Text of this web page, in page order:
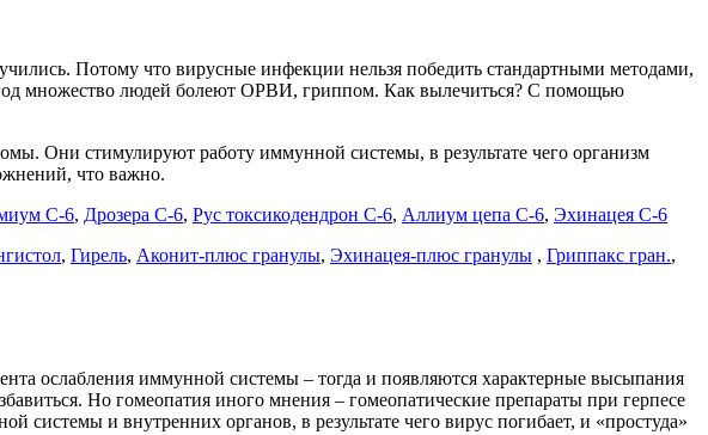
Потому что вирусные инфекции нельзя победить стандартными методами,
множество людей болеют ОРВИ, гриппом. Как вылечиться? С помощью
Они стимулируют работу иммунной системы, в результате чего организм
что важно.
С-6, Дрозера С-6, Рус токсикодендрон С-6, Аллиум цепа С-6, Эхинацея С-6
, Гирель, Аконит-плюс гранулы, Эхинацея-плюс гранулы , Гриппакс гран.,
ослабления иммунной системы – тогда и появляются характерные высыпания
Но гомеопатия иного мнения – гомеопатические препараты при герпесе
системы и внутренних органов, в результате чего вирус погибает, и «простуда»